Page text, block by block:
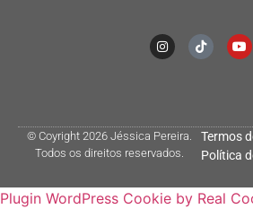
© Coyright 2026 Jéssica Pereira.
Todos os direitos reservados.
Termos
Política
Plugin WordPress Cookie by Real